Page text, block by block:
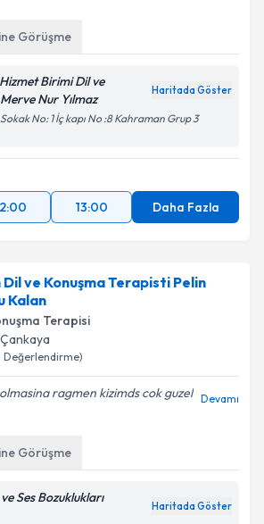
Görüşme
Birimi Dil ve
Nur Yılmaz
Haritada Göster
No: 1 İç kapı No :8 Kahraman Grup 3
13:00 Daha Fazla
Dil ve Konuşma Terapisti Pelin
Kalan
Terapisi
Değerlendirme)
ragmen kizimds cok guzel Devamı
Görüşme
Ses Bozuklukları
Haritada Göster